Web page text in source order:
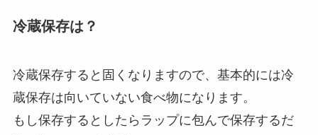
冷蔵保存は？
冷蔵保存すると固くなりますので、基本的には冷
蔵保存は向いていない食べ物になります。
もし保存するとしたらラップに包んで保存するだ